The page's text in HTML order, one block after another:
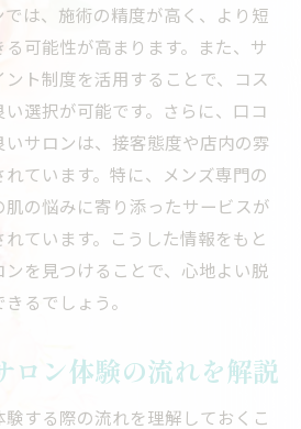
券のメリット・デメリット
るための脱毛プラン選び方
ンを最大限に活用する方法
防ぐための賢い選択
鹿市での脱毛体験を成功させ
体験における基本ステップ
を解消するQ&A
は、施術の精度が高く、より短
可能性が高まります。また、サ
ト制度を活用することで、コス
い選択が可能です。さらに、口コ
いサロンは、接客態度や店内の雰
ています。特に、メンズ専門の
の悩みに寄り添ったサービスが
ています。こうした情報をもと
を見つけることで、心地よい脱
るでしょう。
ロン体験の流れを解説
する際の流れを理解しておくこ